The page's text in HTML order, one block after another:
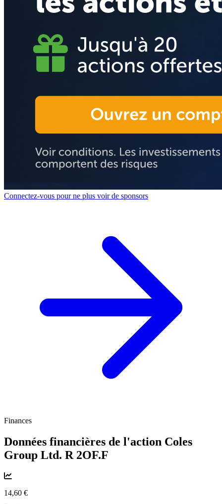
Connectez-vous pour ne plus voir de sponsors
Finances
Données financières de l'action Coles
Group Ltd. R 2OF.F
14,60 €